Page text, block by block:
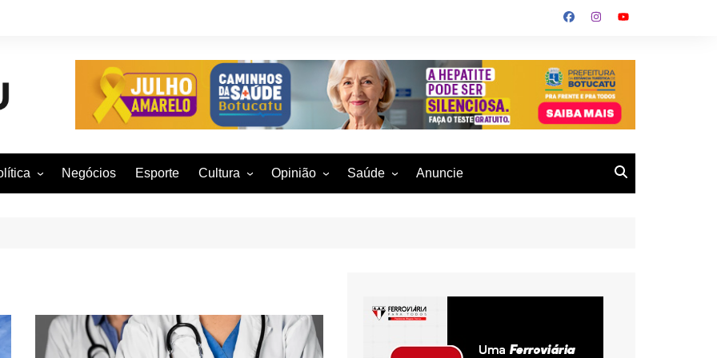
Negócios Esporte Cultura
Literatura
Música
Opinião
Jorge Martins
Giovanni Mockus- De
Brasília para Botucatu
Saúde Anuncie